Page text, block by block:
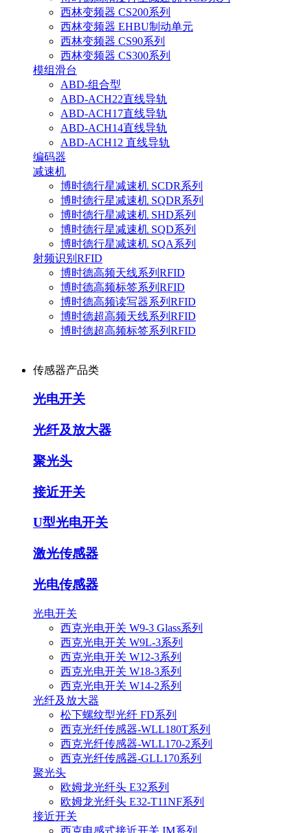
西林变频器 CS200系列
西林变频器 EHBU制动单元
西林变频器 CS90系列
西林变频器 CS300系列
模组滑台
ABD-组合型
ABD-ACH22直线导轨
ABD-ACH17直线导轨
ABD-ACH14直线导轨
ABD-ACH12 直线导轨
编码器
减速机
博时德行星减速机 SCDR系列
博时德行星减速机 SQDR系列
博时德行星减速机 SHD系列
博时德行星减速机 SQD系列
博时德行星减速机 SQA系列
射频识别RFID
博时德高频天线系列RFID
博时德高频标签系列RFID
博时德高频读写器系列RFID
博时德超高频天线系列RFID
博时德超高频标签系列RFID
传感器产品类
光电开关
光纤及放大器
聚光头
接近开关
U型光电开关
激光传感器
光电传感器
光电开关
西克光电开关 W9-3 Glass系列
西克光电开关 W9L-3系列
西克光电开关 W12-3系列
西克光电开关 W18-3系列
西克光电开关 W14-2系列
光纤及放大器
松下螺纹型光纤 FD系列
西克光纤传感器-WLL180T系列
西克光纤传感器-WLL170-2系列
西克光纤传感器-GLL170系列
聚光头
欧姆龙光纤头 E32系列
欧姆龙光纤头 E32-T11NF系列
接近开关
西克电感式接近开关 IM系列